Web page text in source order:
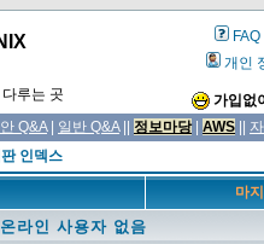
루는 곳
FAQ
개인
가입없
Q&A| 일반 Q&A|| 정보마당| AWS
인덱스
마
라인 사용자 없음